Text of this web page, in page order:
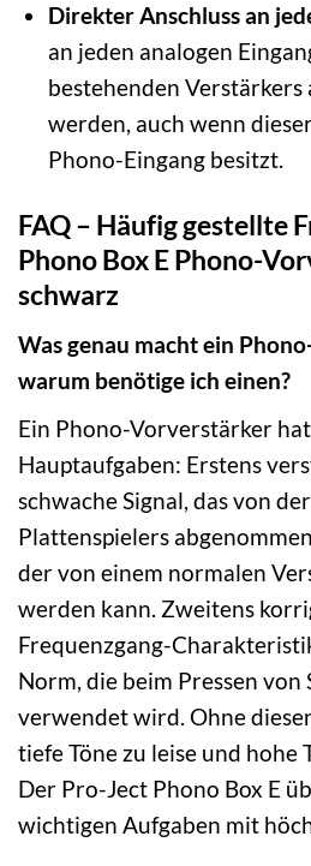
Direkter Anschluss an
an jeden analogen
bestehenden Verstärkers
werden, auch wenn
Phono-Eingang besitzt.
FAQ – Häufig gestellte
Phono Box E Phono-
schwarz
Was genau macht ein
warum benötige ich einen?
Ein Phono-Vorverstärker
Hauptaufgaben: Erstens
schwache Signal, das von
Plattenspielers
der von einem normalen
werden kann. Zweitens
Frequenzgang-
Norm, die beim Pressen von
verwendet wird. Ohne
tiefe Töne zu leise und hohe
Der Pro-Ject Phono Box E
wichtigen Aufgaben mit